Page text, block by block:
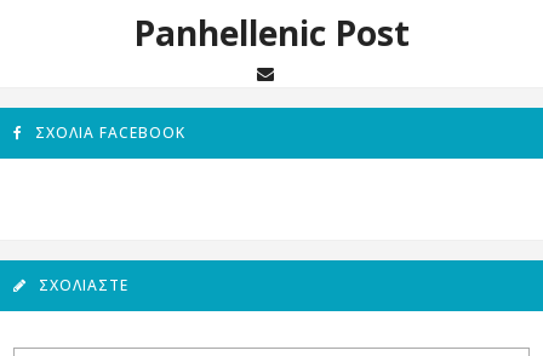
Panhellenic Post
ΣΧΌΛΙΑ FACEBOOK
ΣΧΟΛΙΆΣΤΕ